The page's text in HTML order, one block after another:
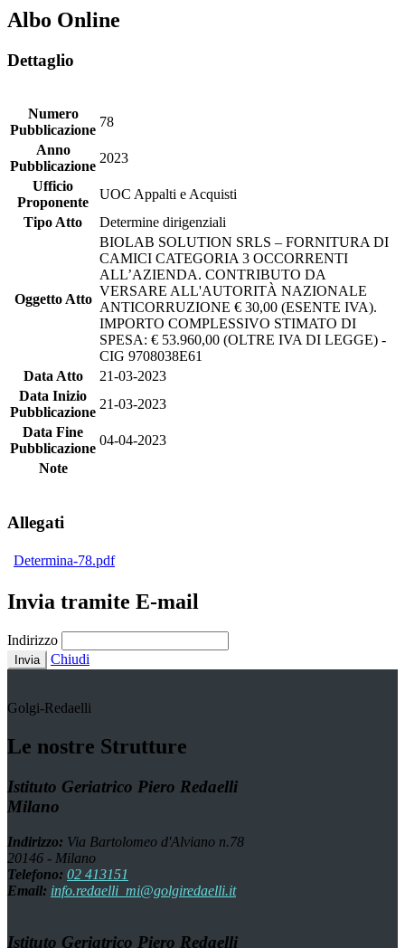
Albo Online
Dettaglio
Numero
Pubblicazione
78
Anno
Pubblicazione
2023
Ufficio
Proponente
UOC Appalti e Acquisti
Tipo Atto
Determine dirigenziali
Oggetto Atto
BIOLAB SOLUTION SRLS – FORNITURA DI
CAMICI CATEGORIA 3 OCCORRENTI
ALL’AZIENDA. CONTRIBUTO DA
VERSARE ALL'AUTORITÀ NAZIONALE
ANTICORRUZIONE € 30,00 (ESENTE IVA).
IMPORTO COMPLESSIVO STIMATO DI
SPESA: € 53.960,00 (OLTRE IVA DI LEGGE) -
CIG 9708038E61
Data Atto
21-03-2023
Data Inizio
Pubblicazione
21-03-2023
Data Fine
Pubblicazione
04-04-2023
Note
Allegati
Determina-78.pdf
Invia tramite E-mail
Indirizzo
Invia Chiudi
Golgi-Redaelli
Le nostre Strutture
Istituto Geriatrico Piero Redaelli
Milano
Indirizzo: Via Bartolomeo d'Alviano n.78
20146 - Milano
Telefono: 02 413151
Email: info.redaelli_mi@golgiredaelli.it
Istituto Geriatrico Piero Redaelli